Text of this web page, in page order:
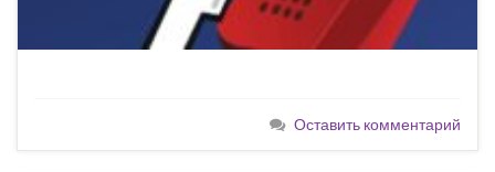
Оставить комментарий